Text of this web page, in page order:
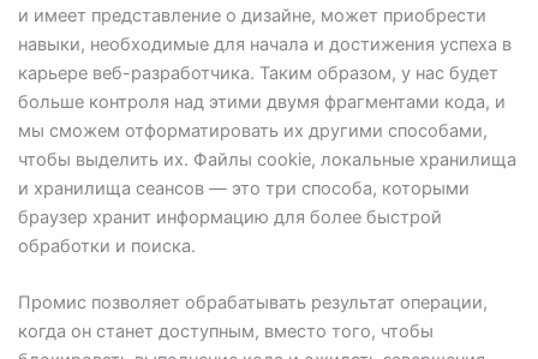
и имеет представление о дизайне, может приобрести
навыки, необходимые для начала и достижения успеха в
карьере веб-разработчика. Таким образом, у нас будет
больше контроля над этими двумя фрагментами кода, и
мы сможем отформатировать их другими способами,
чтобы выделить их. Файлы cookie, локальные хранилища
и хранилища сеансов — это три способа, которыми
браузер хранит информацию для более быстрой
обработки и поиска.
Промис позволяет обрабатывать результат операции,
когда он станет доступным, вместо того, чтобы